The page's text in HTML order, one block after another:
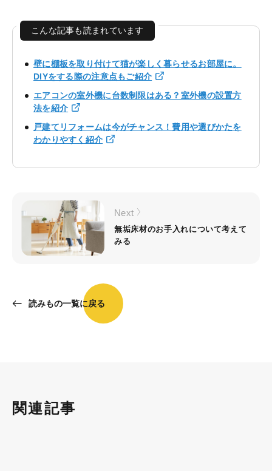
こんな記事も読まれています
壁に棚板を取り付けて猫が楽しく暮らせるお部屋に。
DIYをする際の注意点もご紹介
エアコンの室外機に台数制限はある？室外機の設置方
法を紹介
戸建てリフォームは今がチャンス！費用や選びかたを
わかりやすく紹介
読みもの一覧に戻る
Next
無垢床材のお手入れについて考えて
みる
関連記事